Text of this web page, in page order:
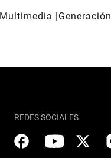
Multimedia
Generación
REDES SOCIALES